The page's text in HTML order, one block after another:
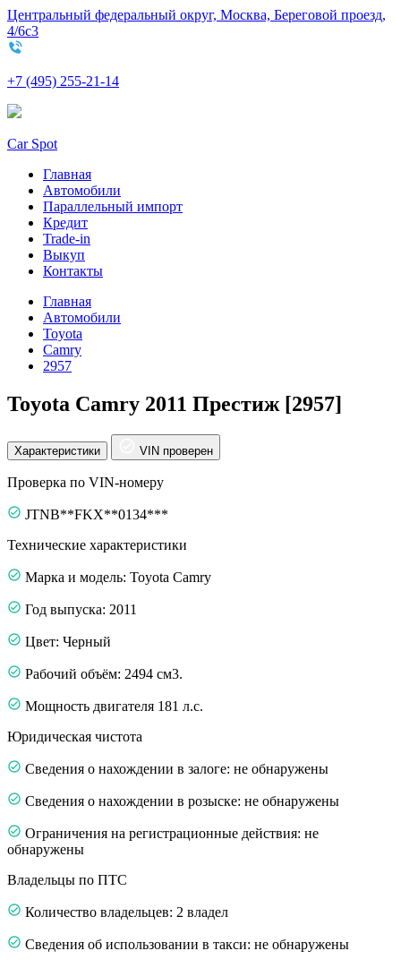
Центральный федеральный округ, Москва, Береговой проезд,
4/6с3
+7 (495) 255-21-14
Car Spot
Главная
Автомобили
Параллельный импорт
Кредит
Trade-in
Выкуп
Контакты
Главная
Автомобили
Toyota
Camry
2957
Toyota Camry 2011 Престиж [2957]
Характеристики VIN проверен
Проверка по VIN-номеру
JTNB**FKX**0134***
Технические характеристики
Марка и модель: Toyota Camry
Год выпуска: 2011
Цвет: Черный
Рабочий объём: 2494 см3.
Мощность двигателя 181 л.с.
Юридическая чистота
Сведения о нахождении в залоге: не обнаружены
Сведения о нахождении в розыске: не обнаружены
Ограничения на регистрационные действия: не
обнаружены
Владельцы по ПТС
Количество владельцев: 2 владел
Сведения об использовании в такси: не обнаружены